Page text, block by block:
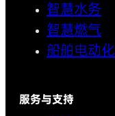
智慧水务
智慧燃气
船舶电动化
服务与支持